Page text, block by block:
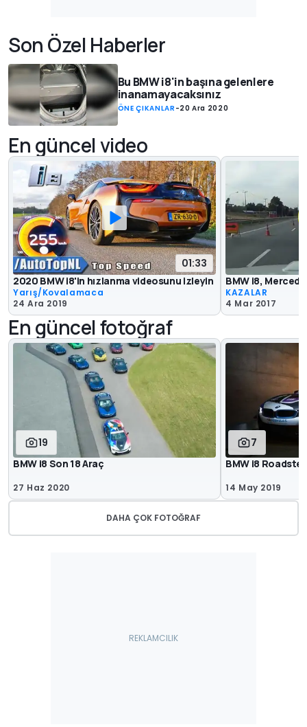
Son Özel Haberler
Bu BMW i8'in başına gelenlere
inanamayacaksınız
ÖNE ÇIKANLAR -20 Ara 2020
En güncel video
01:33
2020 BMW i8'in hızlanma videosunu izleyin
Yarış/Kovalamaca
24 Ara 2019
BMW i8,
KAZALAR
4 Mar 2017
En güncel fotoğraf
19
BMW i8 Son 18 Araç
27 Haz 2020
7
BMW i8
14 May 2019
DAHA ÇOK FOTOĞRAF